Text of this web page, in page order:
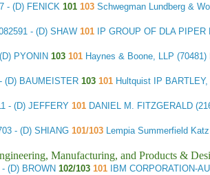
- (D) FENICK 101 103 Schwegman Lundberg &
- (D) SHAW 101 IP GROUP OF DLA
PYONIN 103 101 Haynes & Boone, LLP
(D) BAUMEISTER 103 101 Hultquist IP BARTLEY,
- (D) JEFFERY 101 DANIEL M. FITZGERALD
- (D) SHIANG 101/103 Lempia Summerfield
Manufacturing, and Products &
(D) BROWN 102/103 101 IBM CORPORATION-